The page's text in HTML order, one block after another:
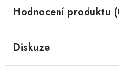
Hodnocení produktu
Diskuze